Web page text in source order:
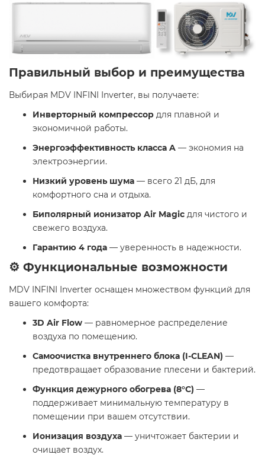
Правильный выбор и преимущества
Выбирая MDV INFINI Inverter, вы получаете:​
​Инверторный компрессор для плавной и
экономичной работы.
​Энергоэффективность класса A — экономия на
электроэнергии.
​Низкий уровень шума — всего 21 дБ, для
комфортного сна и отдыха.
​Биполярный ионизатор Air Magic для чистого и
свежего воздуха.
​Гарантию 4 года — уверенность в надежности. ​
⚙️ Функциональные возможности
MDV INFINI Inverter оснащен множеством функций для
вашего комфорта:​
​3D Air Flow — равномерное распределение
воздуха по помещению.
​Самоочистка внутреннего блока (I-CLEAN) —
предотвращает образование плесени и бактерий.
​Функция дежурного обогрева (8°C) —
поддерживает минимальную температуру в
помещении при вашем отсутствии.
​Ионизация воздуха — уничтожает бактерии и
очищает воздух.